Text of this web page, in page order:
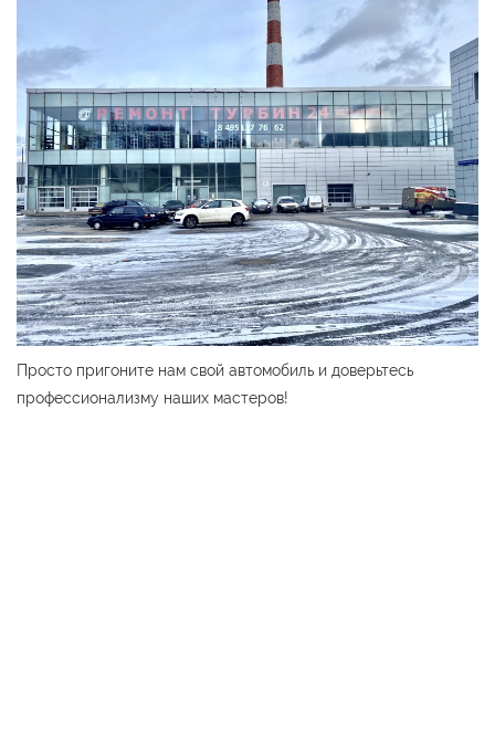
Просто пригоните нам свой автомобиль и доверьтесь
профессионализму наших мастеров!